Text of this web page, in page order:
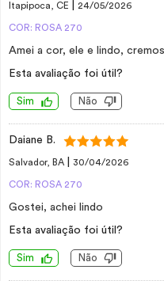
Itapipoca, CE 24/05/2026
COR: ROSA 270
Amei a cor, ele e lindo,
Esta avaliação foi útil?
Sim Não
Daiane B.
Salvador, BA 30/04/2026
COR: ROSA 270
Gostei, achei lindo
Esta avaliação foi útil?
Sim Não